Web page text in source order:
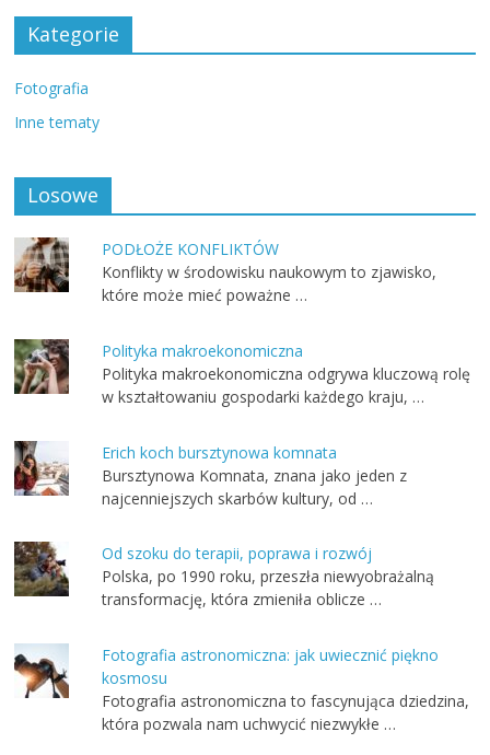
Kategorie
Fotografia
Inne tematy
Losowe
PODŁOŻE KONFLIKTÓW
Konflikty w środowisku naukowym to zjawisko,
które może mieć poważne …
Polityka makroekonomiczna
Polityka makroekonomiczna odgrywa kluczową rolę
w kształtowaniu gospodarki każdego kraju, …
Erich koch bursztynowa komnata
Bursztynowa Komnata, znana jako jeden z
najcenniejszych skarbów kultury, od …
Od szoku do terapii, poprawa i rozwój
Polska, po 1990 roku, przeszła niewyobrażalną
transformację, która zmieniła oblicze …
Fotografia astronomiczna: jak uwiecznić piękno
kosmosu
Fotografia astronomiczna to fascynująca dziedzina,
która pozwala nam uchwycić niezwykłe …